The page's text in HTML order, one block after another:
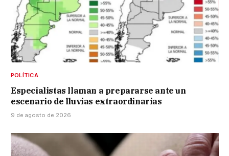
POLÍTICA
Especialistas llaman a prepararse ante un
escenario de lluvias extraordinarias
9 de agosto de 2026